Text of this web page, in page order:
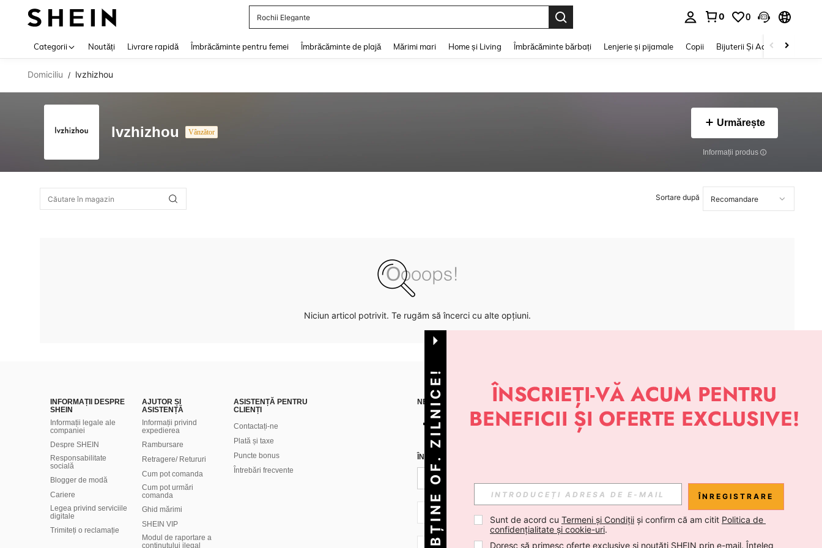
Rochii Elegante
0 0
Categorii Noutăți Livrare rapidă Îmbrăcăminte pentru femei Îmbrăcăminte de plajă Mărimi mari Home și Living Îmbrăcăminte bărbați Lenjerie și pijamale Copii Bijuterii Și Accesorii
Domiciliu / lvzhizhou
lvzhizhou Vânzător
Urmărește
Informații produs
Sortare după
Niciun articol potrivit. Te rugăm să încerci cu alte opțiuni.
INFORMAȚII DESPRE
SHEIN
Informații legale ale
companiei
Despre SHEIN
Responsabilitate
socială
Blogger de modă
Cariere
Legea privind serviciile
digitale
Trimiteți o reclamație
AJUTOR ȘI
ASISTENȚĂ
Informații privind
expedierea
Rambursare
Retragere/ Retururi
Cum pot comanda
Cum pot urmări
comanda
Ghid mărimi
SHEIN VIP
Modul de raportare a
conținutului ilegal
ASISTENȚĂ PENTRU
CLIENȚI
Contactați-ne
Plată și taxe
Puncte bonus
Întrebări frecvente
NE GĂSEȘTI PE APLICAȚIE
ÎNREGISTREAZĂ-TE PENTRU A PRIMI NOUTĂȚI DESPRE STIL DE LA SHEIN
RO + 40 Abonare
OBȚINE OF. ZILNICE! ÎNREGISTRARE
Sunt de acord cu Termeni și Condiții și confirm că am citit Politica de
confidențialitate și cookie-uri.
Doresc să primesc oferte exclusive și noutăți SHEIN prin e-mail. Înțeleg